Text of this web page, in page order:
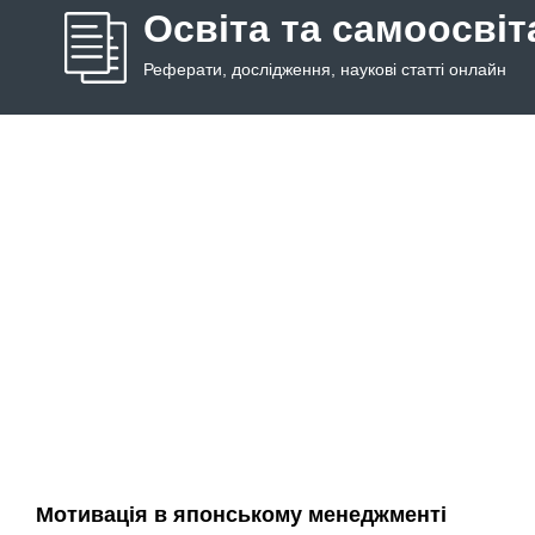
Освіта та
Реферати, дослідження, наукові статті онлайн
Мотивація в японському менеджменті